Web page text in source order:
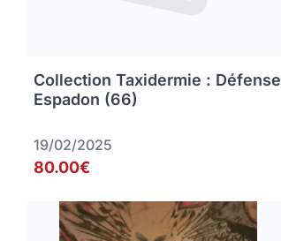
Collection Taxidermie : Défense
Espadon (66)
19/02/2025
80.00€